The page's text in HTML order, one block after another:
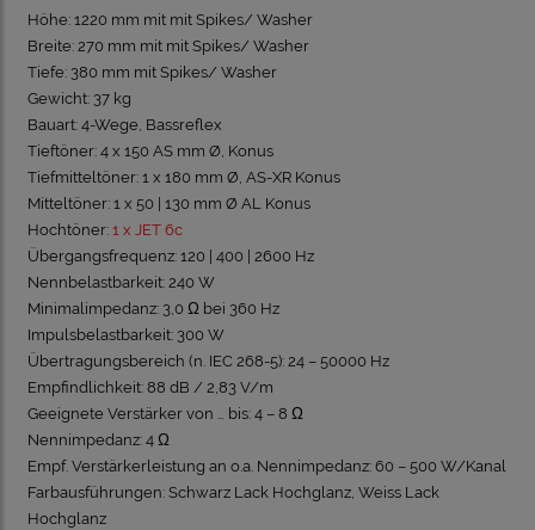
Höhe: 1220 mm mit mit Spikes/ Washer
Breite: 270 mm mit mit Spikes/ Washer
Tiefe: 380 mm mit Spikes/ Washer
Gewicht: 37 kg
Bauart: 4-Wege, Bassreflex
Tieftöner: 4 x 150 AS mm Ø, Konus
Tiefmitteltöner: 1 x 180 mm Ø, AS-XR Konus
Mitteltöner: 1 x 50 | 130 mm Ø AL Konus
Hochtöner: 1 x JET 6c
Übergangsfrequenz: 120 | 400 | 2600 Hz
Nennbelastbarkeit: 240 W
Minimalimpedanz: 3,0 Ω bei 360 Hz
Impulsbelastbarkeit: 300 W
Übertragungsbereich (n. IEC 268-5): 24 – 50000 Hz
Empfindlichkeit: 88 dB / 2,83 V/m
Geeignete Verstärker von … bis: 4 – 8 Ω
Nennimpedanz: 4 Ω
Empf. Verstärkerleistung an o.a. Nennimpedanz: 60 – 500 W/Kanal
Farbausführungen: Schwarz Lack Hochglanz, Weiss Lack
Hochglanz